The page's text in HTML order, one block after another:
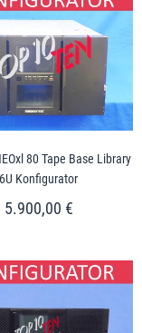
80 Tape Base Library
6U Konfigurator
5.900,00 €